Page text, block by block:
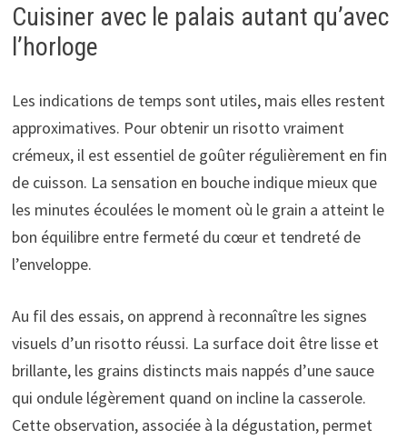
Cuisiner avec le palais autant qu’avec
l’horloge
Les indications de temps sont utiles, mais elles restent
approximatives. Pour obtenir un risotto vraiment
crémeux, il est essentiel de goûter régulièrement en fin
de cuisson. La sensation en bouche indique mieux que
les minutes écoulées le moment où le grain a atteint le
bon équilibre entre fermeté du cœur et tendreté de
l’enveloppe.
Au fil des essais, on apprend à reconnaître les signes
visuels d’un risotto réussi. La surface doit être lisse et
brillante, les grains distincts mais nappés d’une sauce
qui ondule légèrement quand on incline la casserole.
Cette observation, associée à la dégustation, permet